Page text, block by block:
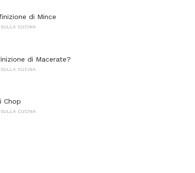
di Mince
CUCINA
di Macerate?
CUCINA
Chop
CUCINA